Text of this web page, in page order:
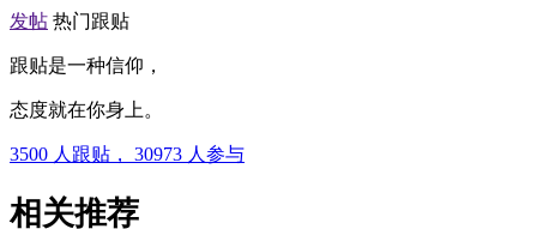
发帖 热门跟贴
跟贴是一种信仰，
态度就在你身上。
3500 人跟贴， 30973 人参与
相关推荐